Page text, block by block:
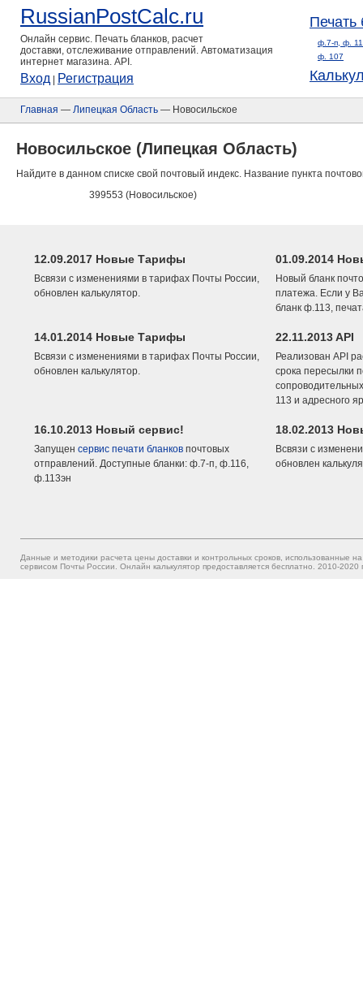
RussianPostCalc.ru
Онлайн сервис. Печать бланков, расчет
доставки, отслеживание отправлений. Автоматизация
интернет магазина. API.
Вход Регистрация
Печать
ф.7-п, ф.
ф. 107
Главная — Липецкая Область — Новосильское
Новосильское (Липецкая Область)
Найдите в данном списке свой почтовый индекс. Название пункта
399553 (Новосильское)
12.09.2017 Новые Тарифы
Всвязи с изменениями в тарифах Почты России,
обновлен калькулятор.
01.09.2014
Новый бланк
платежа. Если у
бланк ф.113,
14.01.2014 Новые Тарифы
Всвязи с изменениями в тарифах Почты России,
обновлен калькулятор.
22.11.2013 API
Реализован API
срока пересылки
113 и адресного
16.10.2013 Новый сервис!
Запущен сервис печати бланков почтовых
отправлений. Доступные бланки: ф.7-п, ф.116,
ф.113эн
18.02.2013
Всвязи с
обновлен
Данные и методики расчета цены доставки и контрольных сроков, использованные
сервисом Почты России. Онлайн калькулятор предоставляется бесплатно. 2010-2020